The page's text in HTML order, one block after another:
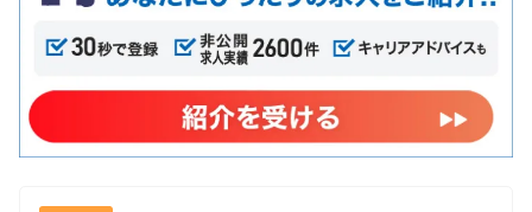
しています ３．上長との月次1on1 ※月1で本部長
面も多くあります その他にも、商談前の事前
MTG実施など、随時 社内でのナレッジ共有を行って
コンサルティング